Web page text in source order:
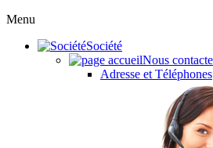
Menu
Société
Nous
Adresse et Téléphones